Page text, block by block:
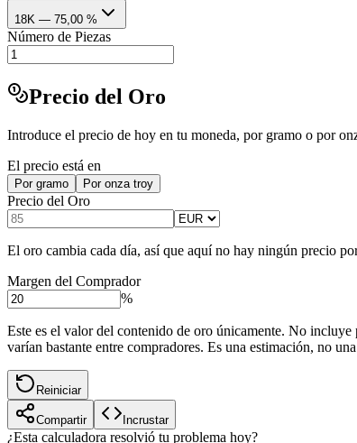
18K — 75,00 %
Número de Piezas
Precio del Oro
Introduce el precio de hoy en tu moneda, por gramo o por
El precio está en
Por gramo Por onza troy
Precio del Oro
El oro cambia cada día, así que aquí no hay ningún precio
Margen del Comprador
%
Este es el valor del contenido de oro únicamente. No
varían bastante entre compradores. Es una estimación, no
Reiniciar
Compartir Incrustar
¿Esta calculadora resolvió tu problema hoy?